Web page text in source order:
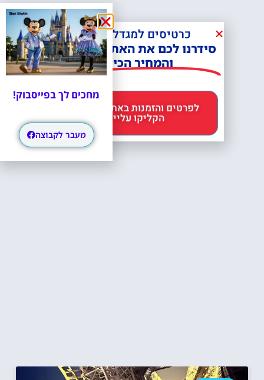
כרטיסים למגדל אייפל?
סידרנו לכם את האתר הכי אמין -
והמחיר הכי זול!
הקליקו עליי 😊
מחכים לך בפייסבוק!
מעבר לקבוצה